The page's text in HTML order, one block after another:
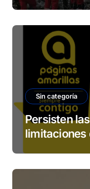
Sin categoría
Persisten
limitaciones